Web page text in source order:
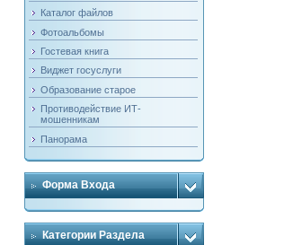
Каталог файлов
Фотоальбомы
Гостевая книга
Виджет госуслуги
Образование старое
Противодействие ИТ-
мошенникам
Панорама
Форма Входа
Категории Раздела